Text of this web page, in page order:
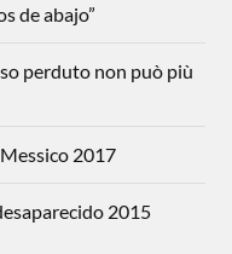
de abajo”
perduto non può più
2017
2015